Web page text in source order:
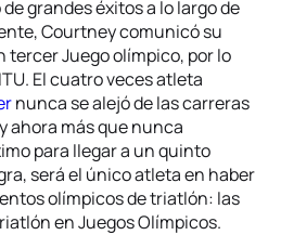
grandes éxitos a lo largo de
Courtney comunicó su
tercer Juego olímpico, por lo
El cuatro veces atleta
nunca se alejó de las carreras
ahora más que nunca
para llegar a un quinto
será el único atleta en haber
olímpicos de triatlón: las
en Juegos Olímpicos.